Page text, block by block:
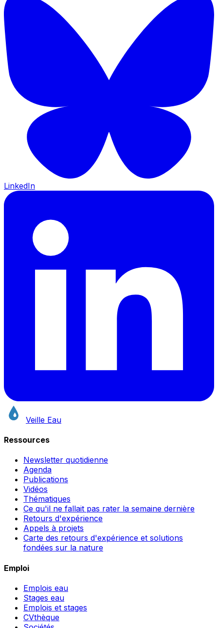
LinkedIn
Veille Eau
Ressources
Newsletter quotidienne
Agenda
Publications
Vidéos
Thématiques
Ce qu'il ne fallait pas rater la semaine dernière
Retours d'expérience
Appels à projets
Carte des retours d'expérience et solutions
fondées sur la nature
Emploi
Emplois eau
Stages eau
Emplois et stages
CVthèque